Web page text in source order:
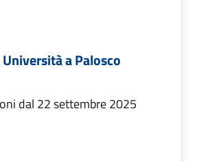
a Palosco
dal 22 settembre 2025